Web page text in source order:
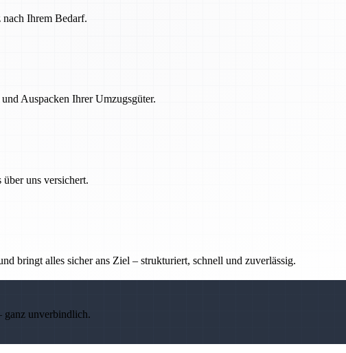
Ihrem Bedarf.
Auspacken Ihrer Umzugsgüter.
uns versichert.
bringt alles sicher ans Ziel – strukturiert, schnell und zuverlässig.
ganz unverbindlich.